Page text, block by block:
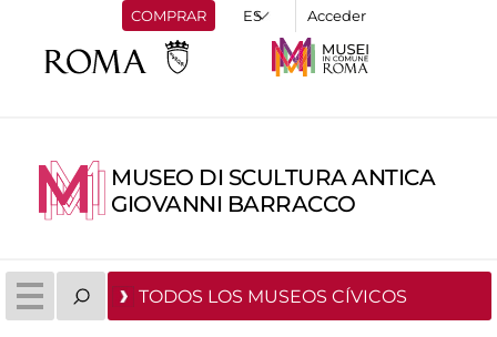
COMPRAR Acceder
MUSEO DI SCULTURA ANTICA
GIOVANNI BARRACCO
TODOS LOS MUSEOS CÍVICOS